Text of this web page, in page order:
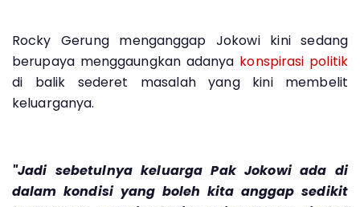
Rocky Gerung menganggap Jokowi kini sedang
berupaya menggaungkan adanya konspirasi politik
di balik sederet masalah yang kini membelit
keluarganya.
"Jadi sebetulnya keluarga Pak Jokowi ada di
dalam kondisi yang boleh kita anggap sedikit